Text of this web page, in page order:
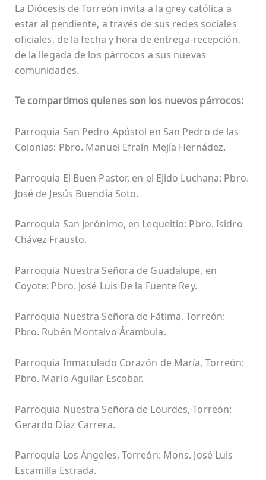
La Diócesis de Torreón invita a la grey católica a
estar al pendiente, a través de sus redes sociales
oficiales, de la fecha y hora de entrega-recepción,
de la llegada de los párrocos a sus nuevas
comunidades.
Te compartimos quienes son los nuevos párrocos:
Parroquia San Pedro Apóstol en San Pedro de las
Colonias: Pbro. Manuel Efraín Mejía Hernádez.
Parroquia El Buen Pastor, en el Ejido Luchana: Pbro.
José de Jesús Buendía Soto.
Parroquia San Jerónimo, en Lequeitio: Pbro. Isidro
Chávez Frausto.
Parroquia Nuestra Señora de Guadalupe, en
Coyote: Pbro. José Luis De la Fuente Rey.
Parroquia Nuestra Señora de Fátima, Torreón:
Pbro. Rubén Montalvo Árambula.
Parroquia Inmaculado Corazón de María, Torreón:
Pbro. Mario Aguilar Escobar.
Parroquia Nuestra Señora de Lourdes, Torreón:
Gerardo Díaz Carrera.
Parroquia Los Ángeles, Torreón: Mons. José Luis
Escamilla Estrada.